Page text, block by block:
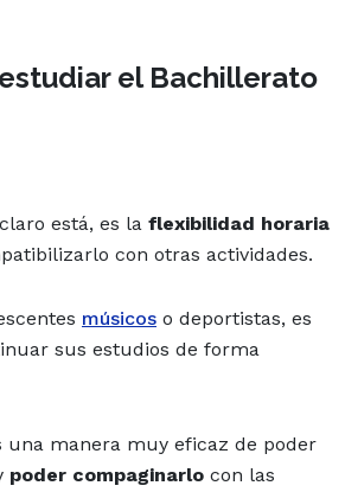
el Bachillerato
claro está, es la flexibilidad horaria
con otras actividades.
músicos o deportistas, es
sus estudios de forma
una manera muy eficaz de poder
poder compaginarlo con las